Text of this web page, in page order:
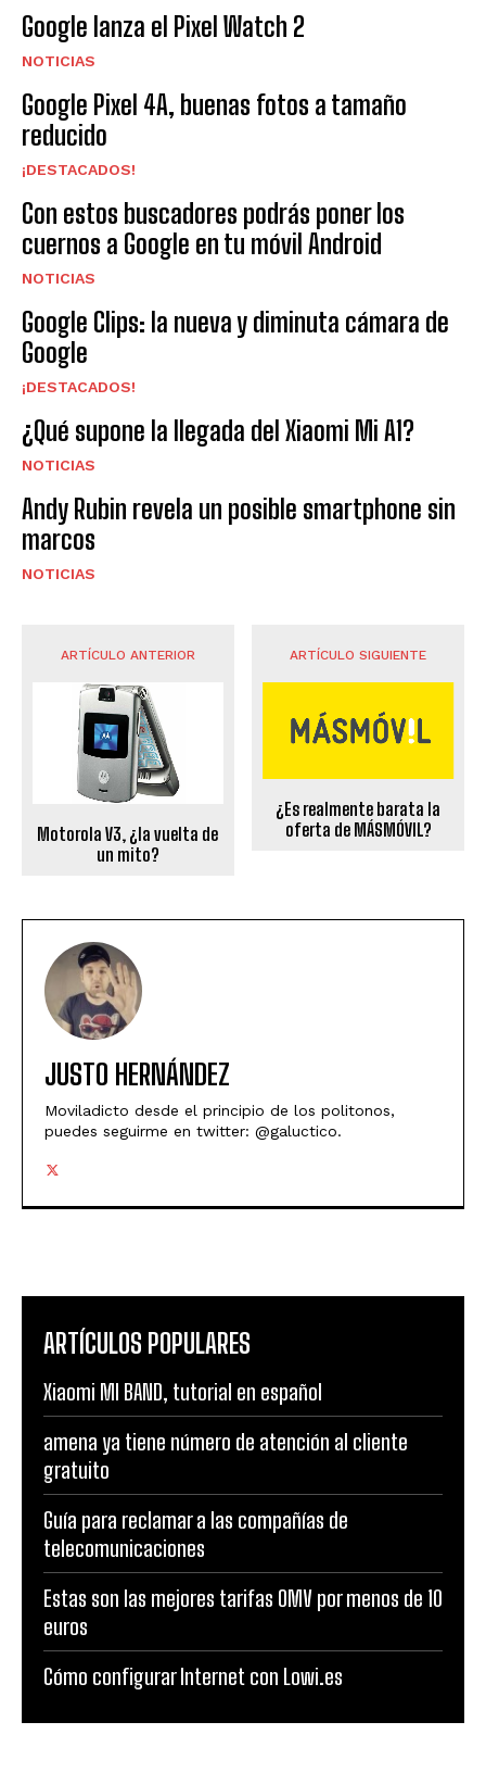
Google lanza el Pixel Watch 2
NOTICIAS
Google Pixel 4A, buenas fotos a tamaño
reducido
¡DESTACADOS!
Con estos buscadores podrás poner los
cuernos a Google en tu móvil Android
NOTICIAS
Google Clips: la nueva y diminuta cámara de
Google
¡DESTACADOS!
¿Qué supone la llegada del Xiaomi Mi A1?
NOTICIAS
Andy Rubin revela un posible smartphone sin
marcos
NOTICIAS
ARTÍCULO ANTERIOR
Motorola V3, ¿la vuelta de
un mito?
ARTÍCULO SIGUIENTE
¿Es realmente barata la
oferta de MÁSMÓVIL?
JUSTO HERNÁNDEZ
Moviladicto desde el principio de los politonos,
puedes seguirme en twitter: @galuctico.
ARTÍCULOS POPULARES
Xiaomi MI BAND, tutorial en español
amena ya tiene número de atención al cliente
gratuito
Guía para reclamar a las compañías de
telecomunicaciones
Estas son las mejores tarifas OMV por menos de 10
euros
Cómo configurar Internet con Lowi.es